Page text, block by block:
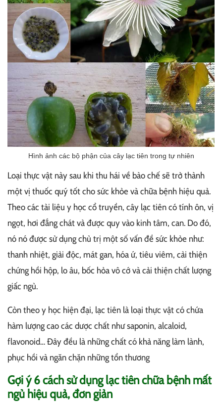
Hình ảnh các bộ phận của cây lạc tiên trong tự nhiên
Loại thực vật này sau khi thu hái về bào chế sẽ trở thành
một vị thuốc quý tốt cho sức khỏe và chữa bệnh hiệu quả.
Theo các tài liệu y học cổ truyền, cây lạc tiên có tính ôn, vị
ngọt, hơi đắng chát và được quy vào kinh tâm, can. Do đó,
nó nó được sử dụng chủ trị một số vấn đề sức khỏe như:
thanh nhiệt, giải độc, mát gan, hóa ứ, tiêu viêm, cải thiện
chứng hồi hộp, lo âu, bốc hỏa vô cớ và cải thiện chất lượng
giấc ngủ.
Còn theo y học hiện đại, lạc tiên là loại thực vật có chứa
hàm lượng cao các dược chất như saponin, alcaloid,
flavonoid… Đây đều là những chất có khả năng làm lành,
phục hồi và ngăn chặn những tổn thương
Gợi ý 6 cách sử dụng lạc tiên chữa bệnh mất
ngủ hiệu quả, đơn giản